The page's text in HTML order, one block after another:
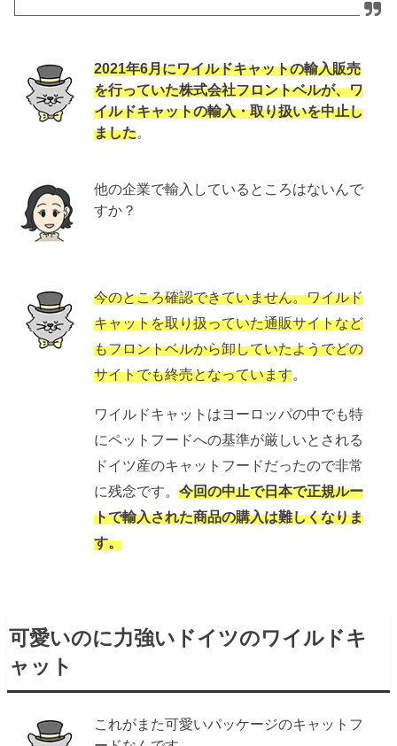
2021年6月にワイルドキャットの輸入販売
を行っていた株式会社フロントベルが、ワ
イルドキャットの輸入・取り扱いを中止し
ました。
他の企業で輸入しているところはないんで
すか？
今のところ確認できていません。ワイルド
キャットを取り扱っていた通販サイトなど
もフロントベルから卸していたようでどの
サイトでも終売となっています。
ワイルドキャットはヨーロッパの中でも特
にペットフードへの基準が厳しいとされる
ドイツ産のキャットフードだったので非常
に残念です。今回の中止で日本で正規ルー
トで輸入された商品の購入は難しくなりま
す。
可愛いのに力強いドイツのワイルドキ
ャット
これがまた可愛いパッケージのキャットフ